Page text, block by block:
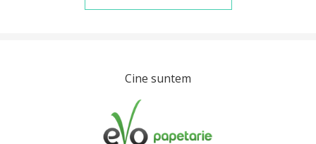
Cine suntem